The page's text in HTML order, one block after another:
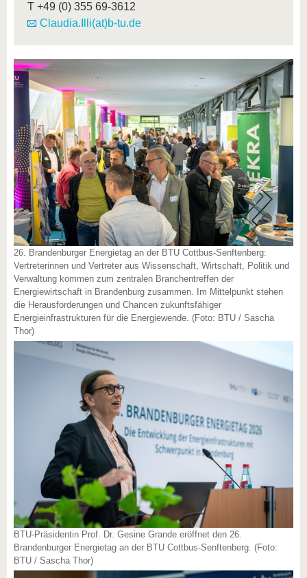
T +49 (0) 355 69-3612
Claudia.Illi(at)b-tu.de
26. Brandenburger Energietag an der BTU Cottbus-Senftenberg:
Vertreterinnen und Vertreter aus Wissenschaft, Wirtschaft, Politik und
Verwaltung kommen zum zentralen Branchentreffen der
Energiewirtschaft in Brandenburg zusammen. Im Mittelpunkt stehen
die Herausforderungen und Chancen zukunftsfähiger
Energieinfrastrukturen für die Energiewende. (Foto: BTU / Sascha
Thor)
BTU-Präsidentin Prof. Dr. Gesine Grande eröffnet den 26.
Brandenburger Energietag an der BTU Cottbus-Senftenberg. (Foto:
BTU / Sascha Thor)